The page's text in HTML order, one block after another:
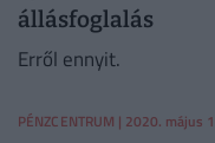
állásfoglalás
Erről ennyit.
PÉNZCENTRUM | 2020. május